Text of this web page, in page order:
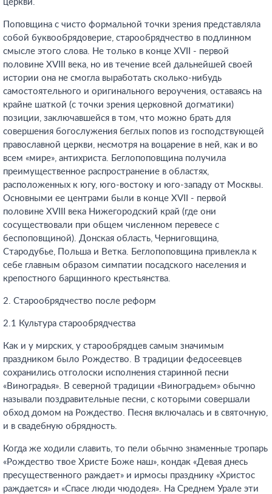
церкви.
Поповщина с чисто формальной точки зрения представляла
собой буквообрядоверие, старообрядчество в подлинном
смысле этого слова. Не только в конце XVII - первой
половине XVIII века, но ив течение всей дальнейшей своей
истории она не смогла выработать сколько-нибудь
самостоятельного и оригинального вероучения, оставаясь на
крайне шаткой (с точки зрения церковной догматики)
позиции, заключавшейся в том, что можно брать для
совершения богослужения беглых попов из господствующей
православной церкви, несмотря на воцарение в ней, как и во
всем «мире», антихриста. Беглопоповщина получила
преимущественное распространение в областях,
расположенных к югу, юго-востоку и юго-западу от Москвы.
Основными ее центрами были в конце XVII - первой
половине XVIII века Нижегородский край (где они
сосуществовали при общем численном перевесе с
беспоповщиной). Донская область, Черниговщина,
Стародубье, Польша и Ветка. Беглопоповщина привлекла к
себе главным образом симпатии посадского населения и
крепостного барщинного крестьянства.
2. Старообрядчество после реформ
2.1 Культура старообрядчества
Как и у мирских, у старообрядцев самым значимым
праздником было Рождество. В традиции федосеевцев
сохранились отголоски исполнения старинной песни
«Виноградья». В северной традиции «Виноградьем» обычно
называли поздравительные песни, с которыми совершали
обход домом на Рождество. Песня включалась и в святочную,
и в свадебную обрядность.
Когда же ходили славить, то пели обычно знаменные тропарь
«Рождество твое Христе Боже наш», кондак «Девая днесь
пресущественного раждает» и ирмосы празднику «Христос
раждается» и «Спасе люди чюдодея». На Среднем Урале эти